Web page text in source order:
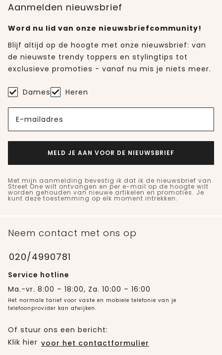
Aanmelden nieuwsbrief
Word nu lid van onze nieuwsbriefcommunity!
Blijf altijd op de hoogte met onze nieuwsbrief: van
de nieuwste trendy toppers en stylingtips tot
exclusieve promoties - vanaf nu mis je niets meer.
Dames Heren
E-mailadres
MELD JE AAN VOOR DE NIEUWSBRIEF
Met mijn aanmelding bevestig ik dat ik de nieuwsbrief van
Street One wilt ontvangen en per e-mail op de hoogte wilt
worden gehouden van nieuwe artikelen en promoties. Je
kunt deze toestemming op elk moment intrekken.
Neem contact met ons op
020/4990781
Service hotline
Ma.-vr. 8:00 – 18:00, Za. 10:00 – 16:00
Het normale tarief voor vaste en mobiele telefonie van je
telefoonprovider kan afwijken.
Of stuur ons een bericht:
Klik hier voor het contactformulier